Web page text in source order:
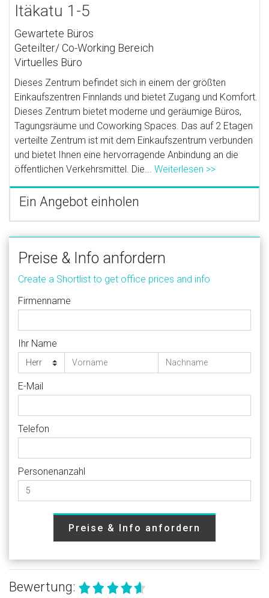
Itäkatu 1-5
Gewartete Büros
Geteilter/ Co-Working Bereich
Virtuelles Büro
Dieses Zentrum befindet sich in einem der größten
Einkaufszentren Finnlands und bietet Zugang und Komfort.
Dieses Zentrum bietet moderne und geräumige Büros,
Tagungsräume und Coworking Spaces. Das auf 2 Etagen
verteilte Zentrum ist mit dem Einkaufszentrum verbunden
und bietet Ihnen eine hervorragende Anbindung an die
öffentlichen Verkehrsmittel. Die...Weiterlesen >>
Ein Angebot einholen
Preise & Info anfordern
Create a Shortlist to get office prices and info
Firmenname
Ihr Name
E-Mail
Telefon
Personenanzahl
Preise & Info anfordern
Bewertung: